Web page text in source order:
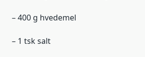
– 400 g hvedemel
– 1 tsk salt